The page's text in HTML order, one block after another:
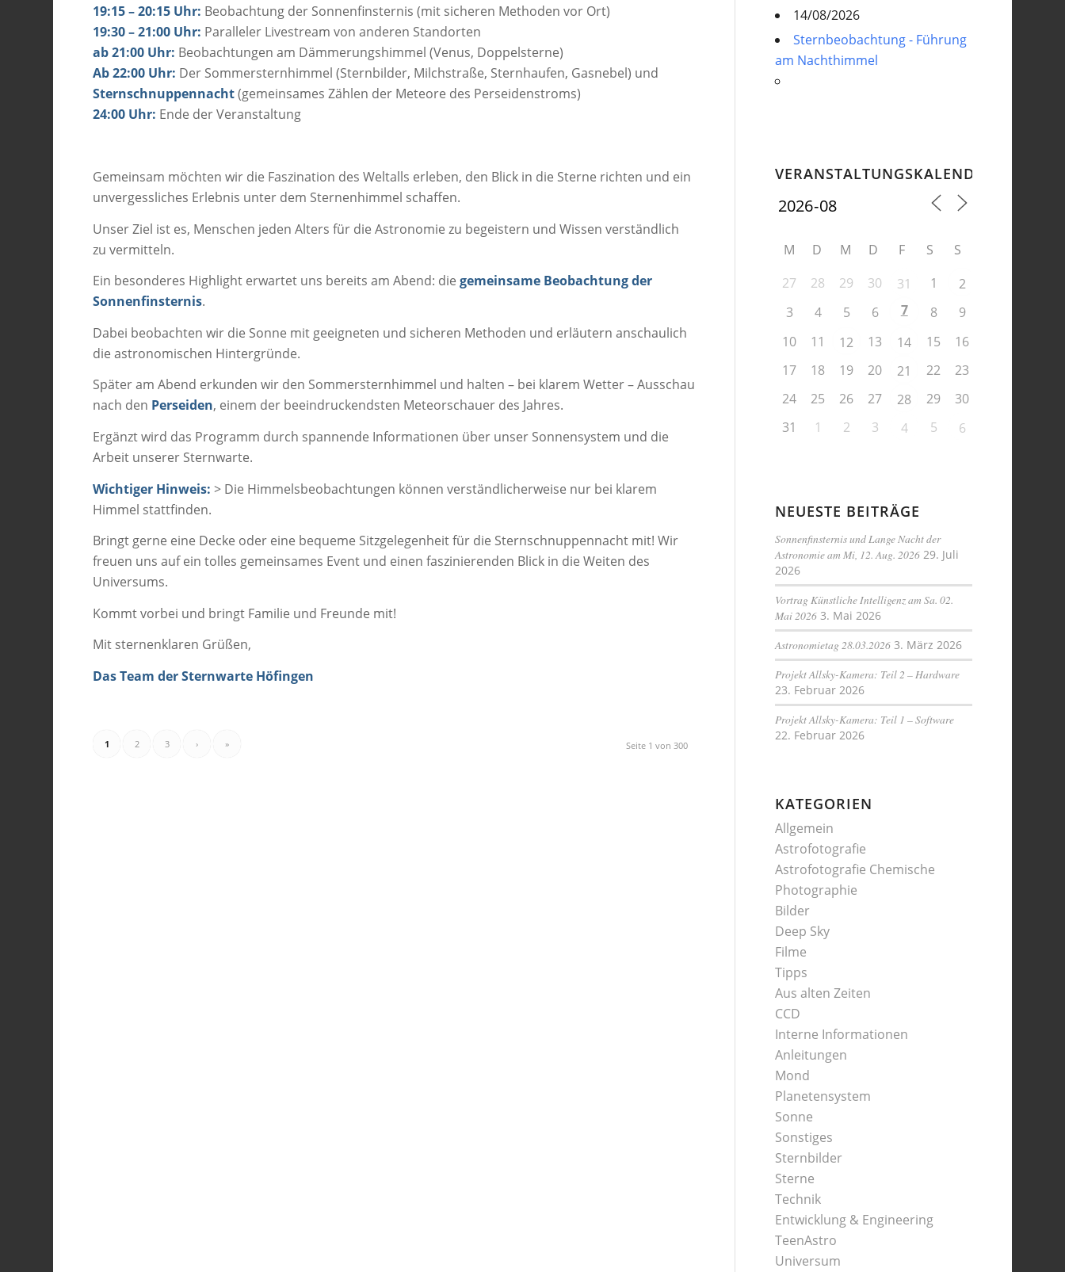
19:15 – 20:15 Uhr: Beobachtung der Sonnenfinsternis (mit sicheren Methoden vor Ort)
19:30 – 21:00 Uhr: Paralleler Livestream von anderen Standorten
ab 21:00 Uhr: Beobachtungen am Dämmerungshimmel (Venus, Doppelsterne)
Ab 22:00 Uhr: Der Sommersternhimmel (Sternbilder, Milchstraße, Sternhaufen, Gasnebel) und
Sternschnuppennacht(gemeinsames Zählen der Meteore des Perseidenstroms)
24:00 Uhr: Ende der Veranstaltung
Gemeinsam möchten wir die Faszination des Weltalls erleben, den Blick in die Sterne richten und ein
unvergessliches Erlebnis unter dem Sternenhimmel schaffen.
Unser Ziel ist es, Menschen jeden Alters für die Astronomie zu begeistern und Wissen verständlich
zu vermitteln.
Ein besonderes Highlight erwartet uns bereits am Abend: diegemeinsame Beobachtung der
Sonnenfinsternis.
Dabei beobachten wir die Sonne mit geeigneten und sicheren Methoden und erläutern anschaulich
die astronomischen Hintergründe.
Später am Abend erkunden wir den Sommersternhimmel und halten – bei klarem Wetter – Ausschau
nach den Perseiden, einem der beeindruckendsten Meteorschauer des Jahres.
Ergänzt wird das Programm durch spannende Informationen über unser Sonnensystem und die
Arbeit unserer Sternwarte.
Wichtiger Hinweis: > Die Himmelsbeobachtungen können verständlicherweise nur bei klarem
Himmel stattfinden.
Bringt gerne eine Decke oder eine bequeme Sitzgelegenheit für die Sternschnuppennacht mit! Wir
freuen uns auf ein tolles gemeinsames Event und einen faszinierenden Blick in die Weiten des
Universums.
Kommt vorbei und bringt Familie und Freunde mit!
Mit sternenklaren Grüßen,
Das Team der Sternwarte Höfingen
Seite 1 von 300
1 2 3 › »
14/08/2026
Sternbeobachtung - Führung
am Nachthimmel
VERANSTALTUNGSKALENDER
M D M D F S
S
27
28 29 30 31 1
2
3
4 5 6 7 8
9
10
11 12 13 14 15
16
17
18 19 20 21 22
23
24
25 26 27 28 29
30
31
1 2 3 4 5 6
NEUESTE BEITRÄGE
Sonnenfinsternis und Lange Nacht der
Astronomie am Mi, 12. Aug. 2026 29. Juli
2026
Vortrag Künstliche Intelligenz am Sa. 02.
Mai 2026 3. Mai 2026
Astronomietag 28.03.2026 3. März 2026
Projekt Allsky-Kamera: Teil 2 – Hardware
23. Februar 2026
Projekt Allsky-Kamera: Teil 1 – Software
22. Februar 2026
KATEGORIEN
Allgemein
Astrofotografie
Astrofotografie Chemische
Photographie
Bilder
Deep Sky
Filme
Tipps
Aus alten Zeiten
CCD
Interne Informationen
Anleitungen
Mond
Planetensystem
Sonne
Sonstiges
Sternbilder
Sterne
Technik
Entwicklung & Engineering
TeenAstro
Universum